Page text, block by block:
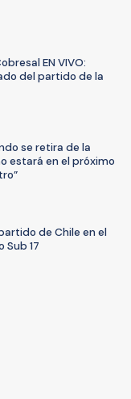
EN VIVO:
del partido de la
se retira de la
estará en el próximo
de Chile en el
Sub 17